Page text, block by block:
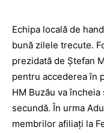
Echipa locală de
bună zilele trecute.
prezidată de Ştefan
pentru accederea în
HM Buzău va
secundă. În urma
membrilor afiliaţi la